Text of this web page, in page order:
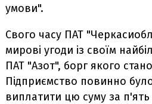
умови".
Свого часу ПАТ
мирові угоди із своїм
ПАТ "Азот", борг якого
Підприємство повинно
виплатити цю суму за п'ять